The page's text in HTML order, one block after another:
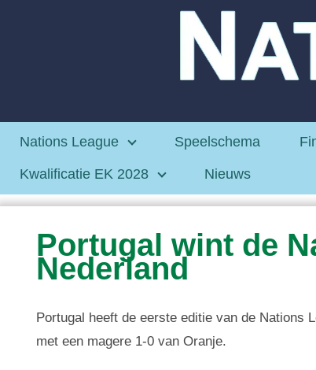
Nations League Speelschema
Kwalificatie EK 2028 Nieuws
Portugal wint de
Nederland
Portugal heeft de eerste editie van de Nations
met een magere 1-0 van Oranje.